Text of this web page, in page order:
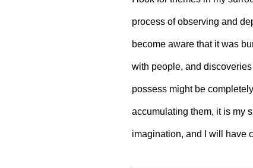
process of observing and
become aware that it was
with people, and
possess might be
accumulating them, it is my
imagination, and I will have